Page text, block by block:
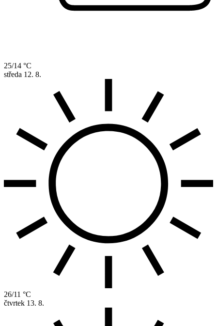
25/14 °C
středa 12. 8.
26/11 °C
čtvrtek 13. 8.